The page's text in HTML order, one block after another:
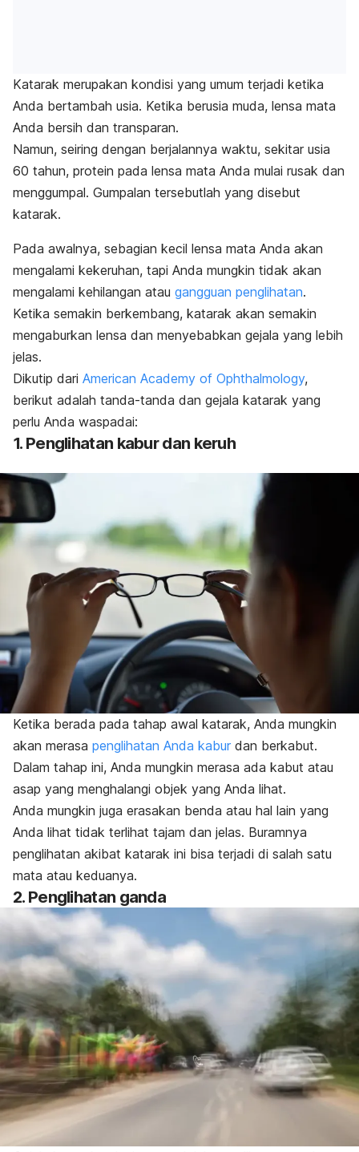
Katarak merupakan kondisi yang umum terjadi ketika
Anda bertambah usia. Ketika berusia muda, lensa mata
Anda bersih dan transparan.
Namun, seiring dengan berjalannya waktu, sekitar usia
60 tahun, protein pada lensa mata Anda mulai rusak dan
menggumpal. Gumpalan tersebutlah yang disebut
katarak.
Pada awalnya, sebagian kecil lensa mata Anda akan
mengalami kekeruhan, tapi Anda mungkin tidak akan
mengalami kehilangan atau gangguan penglihatan.
Ketika semakin berkembang, katarak akan semakin
mengaburkan lensa dan menyebabkan gejala yang lebih
jelas.
Dikutip dari American Academy of Ophthalmology,
berikut adalah tanda-tanda dan gejala katarak yang
perlu Anda waspadai:
1. Penglihatan kabur dan keruh
Ketika berada pada tahap awal katarak, Anda mungkin
akan merasa penglihatan Anda kabur dan berkabut.
Dalam tahap ini, Anda mungkin merasa ada kabut atau
asap yang menghalangi objek yang Anda lihat.
Anda mungkin juga erasakan benda atau hal lain yang
Anda lihat tidak terlihat tajam dan jelas. Buramnya
penglihatan akibat katarak ini bisa terjadi di salah satu
mata atau keduanya.
2. Penglihatan ganda